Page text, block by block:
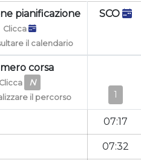
pianificazione
Clicca
il calendario
SCO
corsa
Clicca N
il percorso 1
07:17
07:32